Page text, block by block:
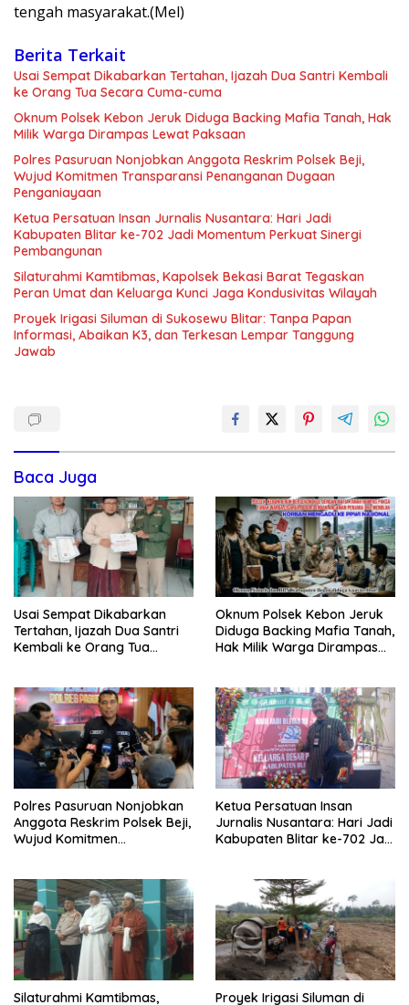
tengah masyarakat.(Mel)
Berita Terkait
Usai Sempat Dikabarkan Tertahan, Ijazah Dua Santri Kembali
ke Orang Tua Secara Cuma-cuma
Oknum Polsek Kebon Jeruk Diduga Backing Mafia Tanah, Hak
Milik Warga Dirampas Lewat Paksaan
Polres Pasuruan Nonjobkan Anggota Reskrim Polsek Beji,
Wujud Komitmen Transparansi Penanganan Dugaan
Penganiayaan
Ketua Persatuan Insan Jurnalis Nusantara: Hari Jadi
Kabupaten Blitar ke-702 Jadi Momentum Perkuat Sinergi
Pembangunan
Silaturahmi Kamtibmas, Kapolsek Bekasi Barat Tegaskan
Peran Umat dan Keluarga Kunci Jaga Kondusivitas Wilayah
Proyek Irigasi Siluman di Sukosewu Blitar: Tanpa Papan
Informasi, Abaikan K3, dan Terkesan Lempar Tanggung
Jawab
Baca Juga
Usai Sempat Dikabarkan
Tertahan, Ijazah Dua Santri
Kembali ke Orang Tua
Oknum Polsek Kebon Jeruk
Diduga Backing Mafia Tanah,
Hak Milik Warga Dirampas
Polres Pasuruan Nonjobkan
Anggota Reskrim Polsek Beji,
Wujud Komitmen
Ketua Persatuan Insan
Jurnalis Nusantara: Hari Jadi
Kabupaten Blitar ke-702 Jadi
Silaturahmi Kamtibmas, Proyek Irigasi Siluman di